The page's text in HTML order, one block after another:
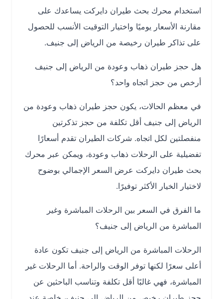
استخدام محرك بحث طيران دايركت يساعدك على
مقارنة الأسعار يوميًا واختيار التوقيت الأنسب للحصول
على تذاكر طيران رخيصة من الرياض إلى جنيف.
هل حجز طيران ذهاب وعودة من الرياض إلى جنيف
أرخص من حجز اتجاه واحد؟
في معظم الحالات، يكون حجز طيران ذهاب وعودة من
الرياض إلى جنيف أقل تكلفة من حجز تذكرتين
منفصلتين لكل اتجاه. شركات الطيران تقدم أسعارًا
تفضيلية على الرحلات ذهاب وعودة، ويمكن عبر محرك
بحث طيران دايركت عرض السعر الإجمالي بوضوح
لاختيار الخيار الأكثر توفيرًا.
ما الفرق في السعر بين الرحلات المباشرة وغير
المباشرة من الرياض إلى جنيف؟
الرحلات المباشرة من الرياض إلى جنيف تكون عادة
أعلى سعرًا لكنها توفر الوقت والراحة. أما الرحلات غير
المباشرة، فهي غالبًا أقل تكلفة وتناسب الباحثين عن